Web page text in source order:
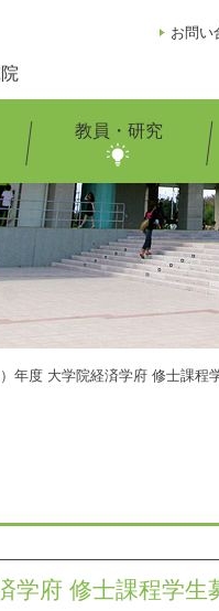
お問い
教員・研究
年度 大学院経済学府 修士課程
学府 修士課程学生